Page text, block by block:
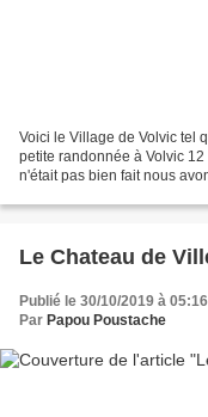
Voici le Village de Volvic tel
petite randonnée à Volvic
n'était pas bien fait nous
Le Chateau de
Publié le 30/10/2019 à 05:16
Par Papou Poustache